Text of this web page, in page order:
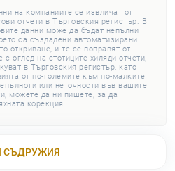
на компаниите се извличат от
отчети в Търговския регистър. В
данни може да бъдат непълни
са създадени автоматизирани
откриване, и те се поправят от
оглед на стотиците хиляди отчети,
в Търговския регистър, като
от по-големите към по-малките
или неточности във вашите
можете да ни пишете, за да
корекция.
СЪДРУЖИЯ